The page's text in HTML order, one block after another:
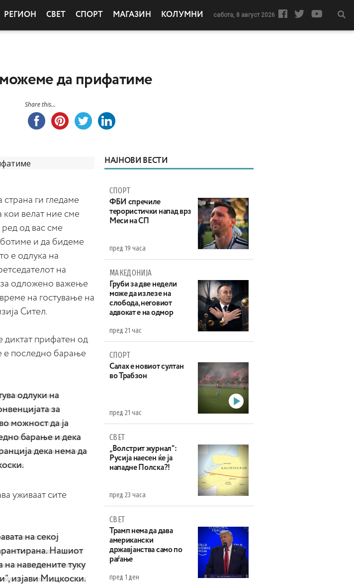
РЕГИОН СВЕТ СПОРТ МАГАЗИН КОЛУМНИ сабота, 8 август 2026
да прифатиме
Share this...
страна ги гледаме
кои велат ние сме
од вас сме
и да бидеме
е одлука на
на
одложено важење
на гостување на
Сител.
диктат прифатен од
е последно барање
одлуки на
за
можност да ја
барање и дека
дека нема да
уживаат сите
на секој
Нашиот
на наведените туку
изјави Мицкоски.
НАЈНОВИ ВЕСТИ
СПОРТ
ФБИ спречиле
терористички напад врз
Меси на СП
пред 19 часа
МАКЕДОНИЈА
Груби за две недели
може да излезе на
слобода, неговиот
адвокат е на одмор
пред 21 час
СПОРТ
Салах е новиот султан
во Трабзон
пред 21 час
СВЕТ
„Волстрит журнал“:
Русија наесен ќе ја
нападне Полска?!
пред 23 часа
СВЕТ
Трамп нема да дава
американски
државјанства само по
раѓање
пред 1 ден